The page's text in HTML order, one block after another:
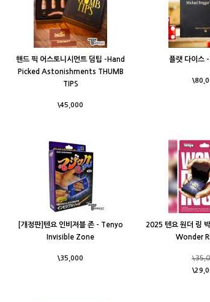
핸드 픽 어스토니시먼트 덤팁 -Hand
Picked Astonishments THUMB
TIPS
\45,000
플랫 다이스
[개정판]텐요 인비져블 존 - Tenyo
Invisible Zone
\35,000
2025 텐요 원더 링
Wonder